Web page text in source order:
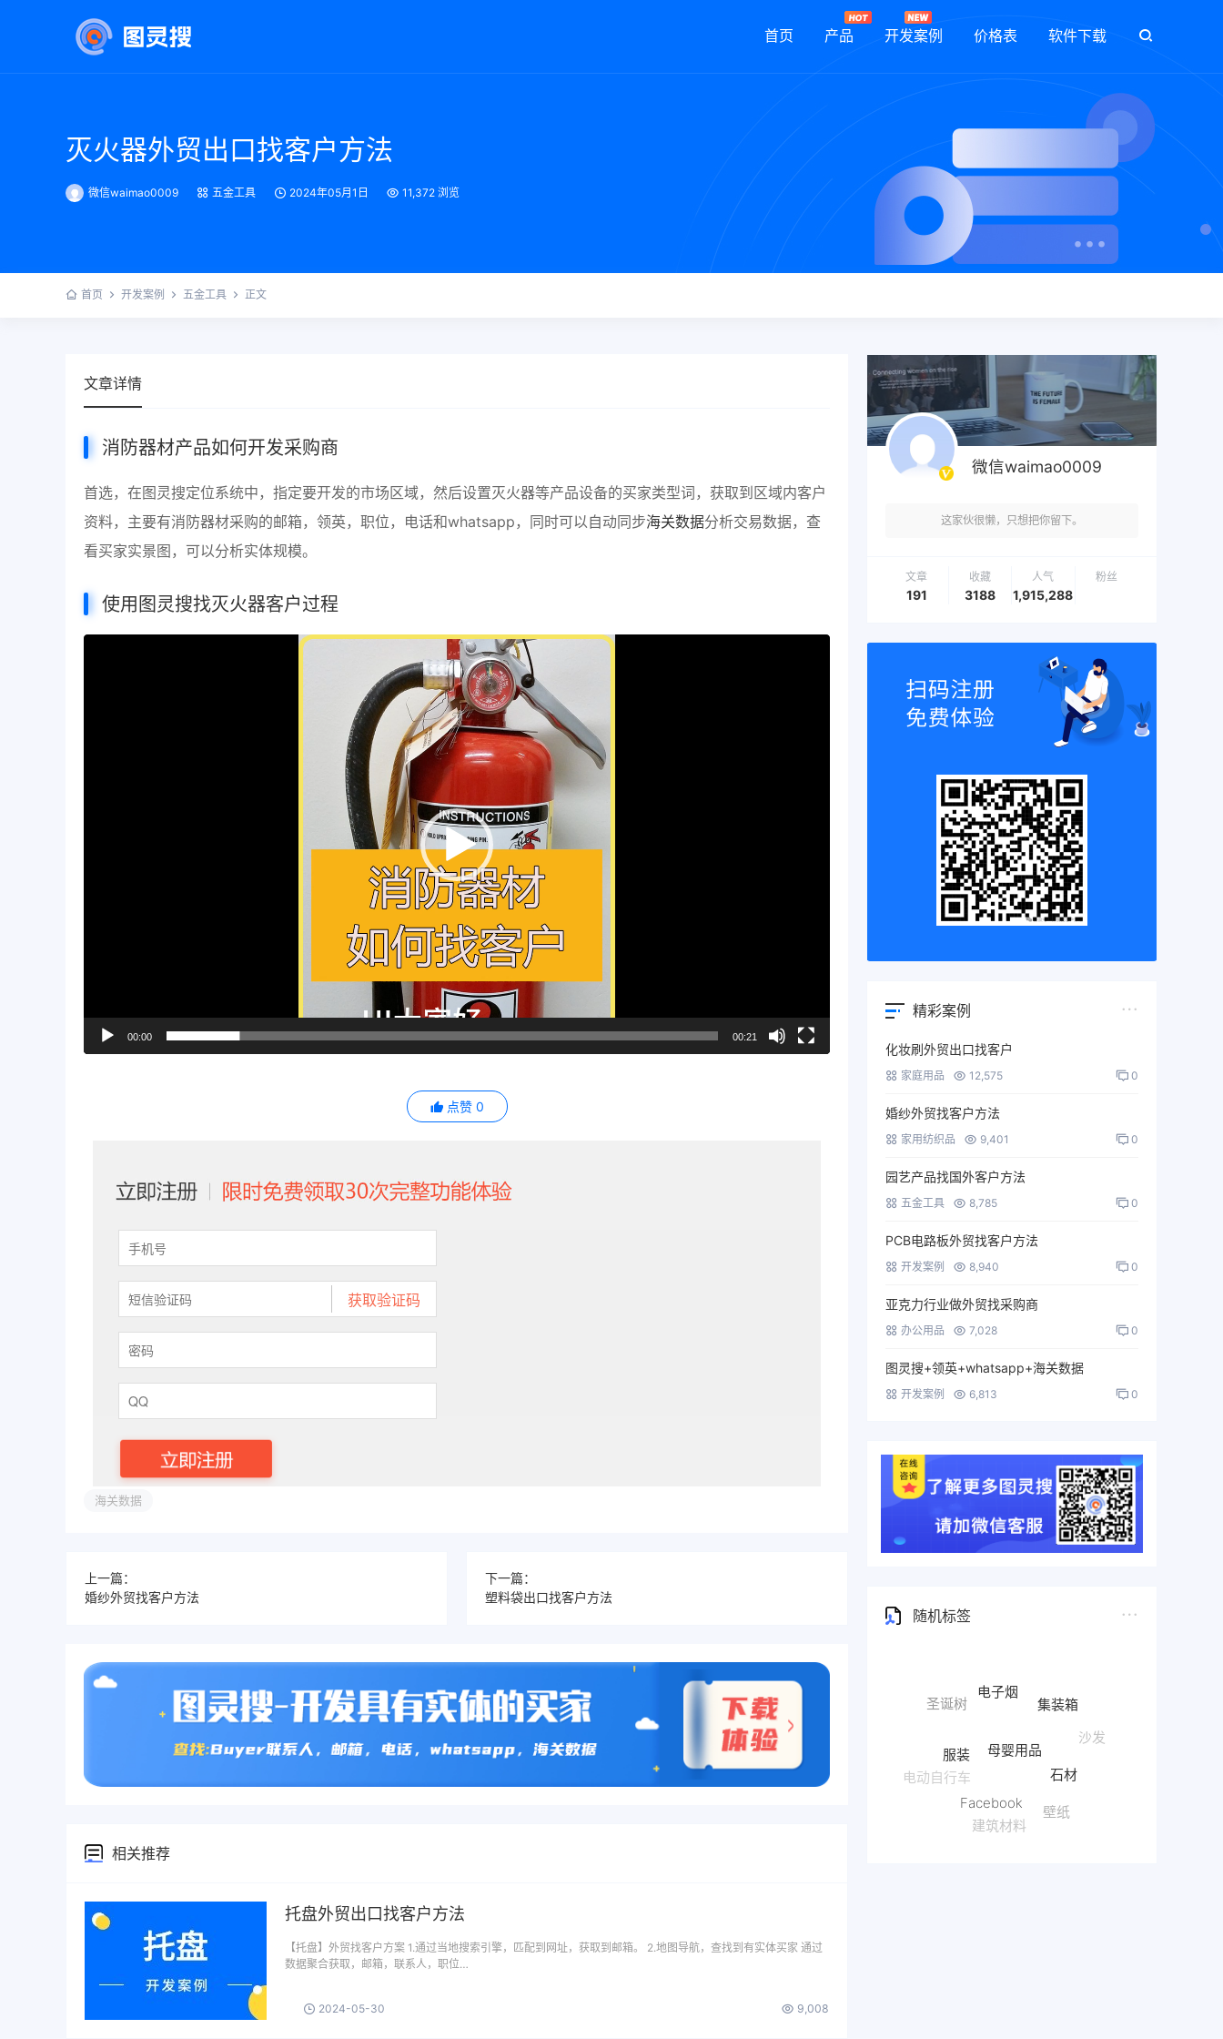
首页 产品 开发案例 价格表 软件下载
灭火器外贸出口找客户方法
微信waimao0009 五金工具 2024年05月1日 11,372 浏览
首页 开发案例 五金工具 正文
文章详情
消防器材产品如何开发采购商
首选，在图灵搜定位系统中，指定要开发的市场区域，然后设置灭火器等产品设备的买家类型词，获取到区域内客户
资料，主要有消防器材采购的邮箱，领英，职位，电话和whatsapp，同时可以自动同步海关数据分析交易数据，查
看买家实景图，可以分析实体规模。
使用图灵搜找灭火器客户过程
00:00 00:21
点赞 0
海关数据
上一篇：
婚纱外贸找客户方法
下一篇：
塑料袋出口找客户方法
相关推荐
托盘外贸出口找客户方法
【托盘】外贸找客户方案 1.通过当地搜索引擎，匹配到网址，获取到邮箱。 2.地图导航，查找到有实体买家 通过
数据聚合获取，邮箱，联系人，职位…
2024-05-30 9,008
微信waimao0009
这家伙很懒，只想把你留下。
文章
191
收藏
3188
人气
1,915,288
粉丝
精彩案例
化妆刷外贸出口找客户
家庭用品 12,575 0
婚纱外贸找客户方法
家用纺织品 9,401 0
园艺产品找国外客户方法
五金工具 8,785 0
PCB电路板外贸找客户方法
开发案例 8,940 0
亚克力行业做外贸找采购商
办公用品 7,028 0
图灵搜+领英+whatsapp+海关数据
开发案例 6,813 0
随机标签
沙发
红酒
电动自行车
母婴用品
建筑材料
Facebook